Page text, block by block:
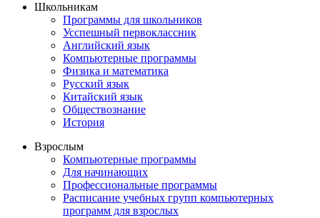
Школьникам
Программы для школьников
Усспешный первоклассник
Английский язык
Компьютерные программы
Физика и математика
Русский язык
Китайский язык
Обществознание
История
Взрослым
Компьютерные программы
Для начинающих
Профессиональные программы
Расписание учебных групп компьютерных
программ для взрослых